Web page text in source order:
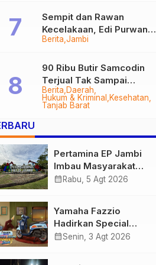
Berita Jambi
Sempit dan Rawan
Kecelakaan, Edi Purwanto
Targetkan Jalan Lintas
2028
Berita Daerah
Hukum & Kriminal
Kesehatan
Tanjab Barat
90 Ribu Butir Samcodin
Terjual Tak Sampai
Setahun, Indra Safari
Desak Audit Menyeluruh
Pertamina EP Jambi
Imbau Masyarakat
Tidak Beraktivitas di
Bersama
calendar_month Rabu, 5 Agt 2026
Yamaha Fazzio
Hadirkan Special
Edition Sunset Blue,
calendar_monthSenin, 3 Agt 2026